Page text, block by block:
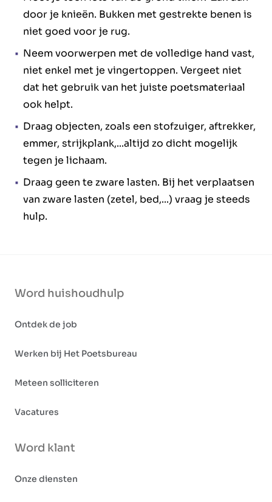
door je knieën. Bukken met gestrekte benen is
niet goed voor je rug.
Neem voorwerpen met de volledige hand vast,
niet enkel met je vingertoppen. Vergeet niet
dat het gebruik van het juiste poetsmateriaal
ook helpt.
Draag objecten, zoals een stofzuiger, aftrekker,
emmer, strijkplank,...altijd zo dicht mogelijk
tegen je lichaam.
Draag geen te zware lasten. Bij het verplaatsen
van zware lasten (zetel, bed,...) vraag je steeds
hulp.
Word huishoudhulp
Ontdek de job
Werken bij Het Poetsbureau
Meteen solliciteren
Vacatures
Word klant
Onze diensten